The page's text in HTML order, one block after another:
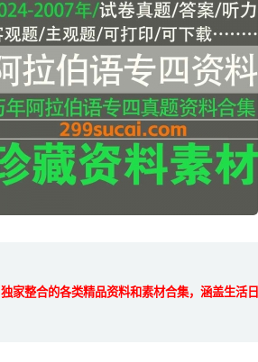
独家整合的各类精品资料和素材合集，涵盖生活